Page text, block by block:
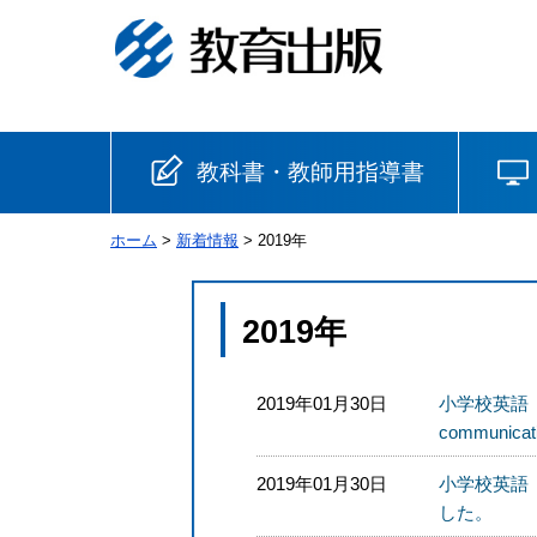
教科書・教師用指導書
小学校
書写
道徳
ホーム > 新着情報 > 2019年
2019年
2019年01月30日
小学校英語
2019年01月30日
小学校英語
した。